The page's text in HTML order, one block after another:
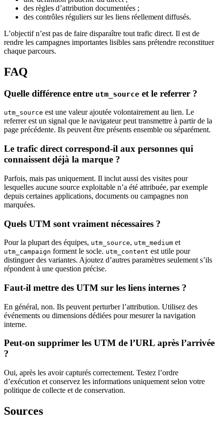
des règles d’attribution documentées ;
des contrôles réguliers sur les liens réellement diffusés.
L’objectif n’est pas de faire disparaître tout trafic direct. Il est de
rendre les campagnes importantes lisibles sans prétendre reconstituer
chaque parcours.
FAQ
Quelle différence entre utm_source et le referrer ?
utm_source est une valeur ajoutée volontairement au lien. Le
referrer est un signal que le navigateur peut transmettre à partir de la
page précédente. Ils peuvent être présents ensemble ou séparément.
Le trafic direct correspond-il aux personnes qui
connaissent déjà la marque ?
Parfois, mais pas uniquement. Il inclut aussi des visites pour
lesquelles aucune source exploitable n’a été attribuée, par exemple
depuis certaines applications, documents ou campagnes non
marquées.
Quels UTM sont vraiment nécessaires ?
Pour la plupart des équipes, utm_source, utm_medium et
utm_campaign forment le socle. utm_content est utile pour
distinguer des variantes. Ajoutez d’autres paramètres seulement s’ils
répondent à une question précise.
Faut-il mettre des UTM sur les liens internes ?
En général, non. Ils peuvent perturber l’attribution. Utilisez des
événements ou dimensions dédiées pour mesurer la navigation
interne.
Peut-on supprimer les UTM de l’URL après l’arrivée
?
Oui, après les avoir capturés correctement. Testez l’ordre
d’exécution et conservez les informations uniquement selon votre
politique de collecte et de conservation.
Sources